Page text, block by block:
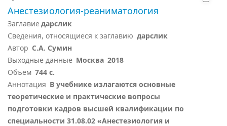
Анестезиология-реаниматология
Заглавиедарслик
Сведения, относящиеся к заглавию дарслик
Автор С.А. Сумин
Выходные данные Москва 2018
Объем 744 с.
Аннотация В учебнике излагаются основные
теоретические и практические вопросы
подготовки кадров высшей квалификации по
специальности 31.08.02 «Анестезиология и